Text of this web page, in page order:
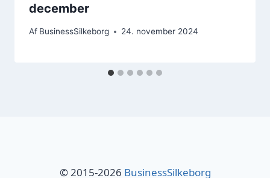
december
Af BusinessSilkeborg 24. november 2024
© 2015-2026 BusinessSilkeborg